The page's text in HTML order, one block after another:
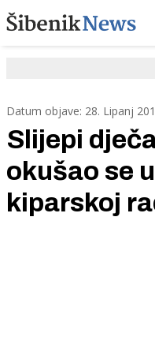
Datum objave: 28. Lipanj
Slijepi
okušao se
kiparskoj